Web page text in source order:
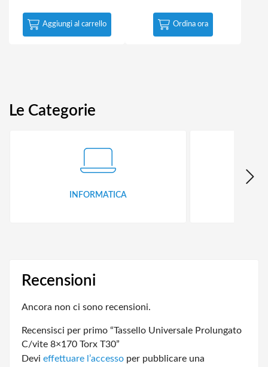
Aggiungi al carrello Ordina ora
Le Categorie
INFORMATICA
Recensioni
Ancora non ci sono recensioni.
Recensisci per primo “Tassello Universale Prolungato
C/vite 8×170 Torx T30”
Devi effettuare l’accesso per pubblicare una